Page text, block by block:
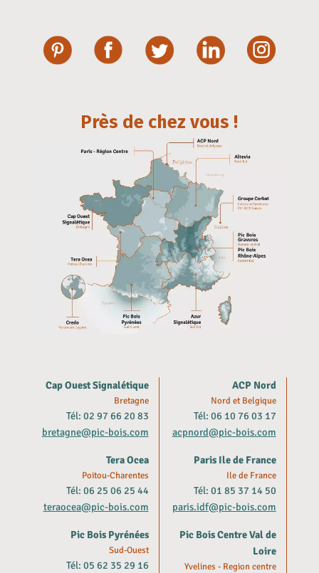
Près de chez vous !
Cap Ouest Signalétique
Bretagne
Tél: 02 97 66 20 83
bretagne@pic-bois.com
Tera Ocea
Poitou-Charentes
Tél: 06 25 06 25 44
teraocea@pic-bois.com
Pic Bois Pyrénées
Sud-Ouest
Tél: 05 62 35 29 16
ACP Nord
Nord et Belgique
Tél: 06 10 76 03 17
acpnord@pic-bois.com
Paris Ile de France
Ile de France
Tél: 01 85 37 14 50
paris.idf@pic-bois.com
Pic Bois Centre Val de
Loire
Yvelines - Region centre